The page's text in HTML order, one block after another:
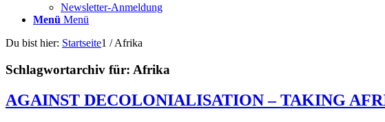
Newsletter-Anmeldung
Menü Menü
Du bist hier: Startseite1 / Afrika
Schlagwortarchiv für: Afrika
AGAINST DECOLONIALISATION – TAKING